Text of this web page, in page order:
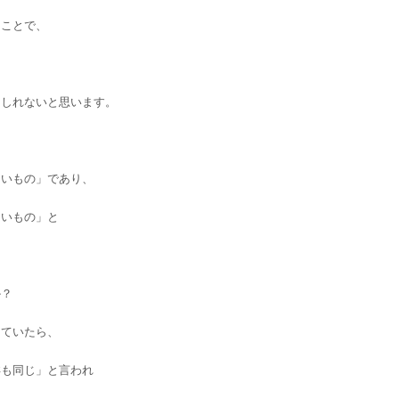
とで、
れないと思います。
もの」であり、
もの」と
いたら、
同じ」と言われ